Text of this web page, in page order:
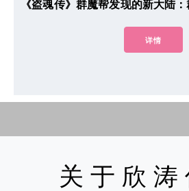
《盗魂传》群魔帮发现的新大陆
详情
关于欣涛